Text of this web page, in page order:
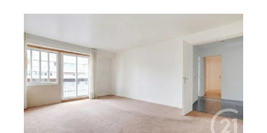
65,37 m , 3 pièces
Ref : 17420
Appartement T3 à vendre
550 000 €
Visiter le site dédié